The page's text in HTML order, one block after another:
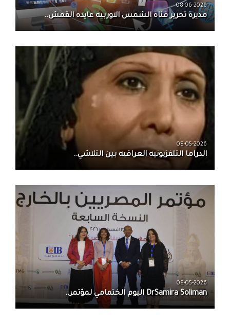
08-06-2026
مديرة تحرير قناة الشمس الاوربيه عايده القمش..
08-05-2026
الدراما التلفزيونيه العراقيه بين التلاشي..
08-05-2026
DrSamira Soliman اليوم الختمامي لمؤتمر..